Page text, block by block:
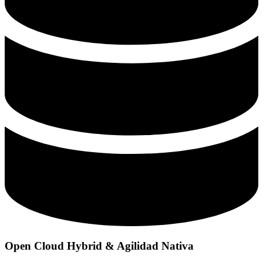
Open Cloud Hybrid & Agilidad Nativa